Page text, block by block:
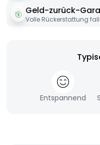
Geld-zurück-
Volle Rückerstattung
Entspannend